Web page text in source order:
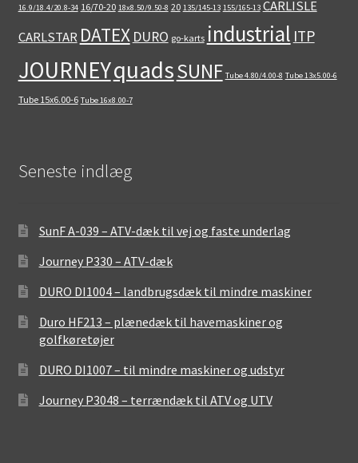
16.9/18.4/20.8-34 16/70-20 18x8.50/9.50-8 20 135/145-13 155/165-13 CARLISLE
CARLSTAR DATEX DURO go-karts industrial ITP
JOURNEYquadsSUNF Tube 4.80/4.00-8 Tube 13x5.00-6
Tube 15x6.00-6 Tube 16x8.00-7
Seneste indlæg
SunF A-039 – ATV-dæk til vej og faste underlag
Journey P330 – ATV-dæk
DURO DI1004 – landbrugsdæk til mindre maskiner
Duro HF213 – plænedæk til havemaskiner og
golfkøretøjer
DURO DI1007 – til mindre maskiner og udstyr
Journey P3048 – terrændæk til ATV og UTV